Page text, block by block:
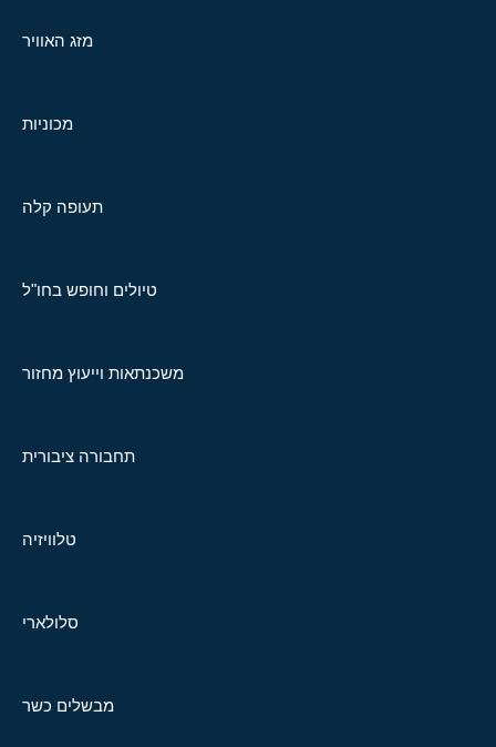
מזג האוויר
מכוניות
תעופה קלה
טיולים וחופש בחו"ל
משכנתאות וייעוץ מחזור
תחבורה ציבורית
טלוויזיה
סלולארי
מבשלים כשר